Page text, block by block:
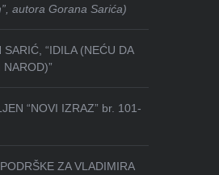
autora Gorana Sarića)
SARIĆ, “IDILA (NEĆU DA
NAROD)”
“NOVI IZRAZ” br. 101-
ZA VLADIMIRA